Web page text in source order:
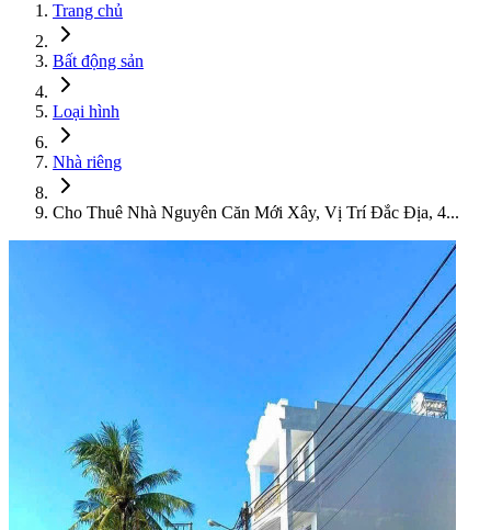
Trang chủ
Bất động sản
Loại hình
Nhà riêng
Cho Thuê Nhà Nguyên Căn Mới Xây, Vị Trí Đắc Địa, 4...